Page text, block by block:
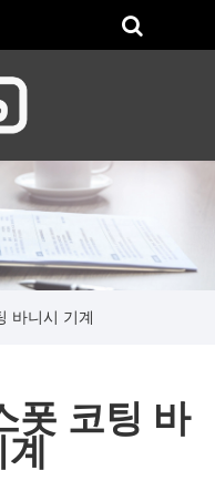
바니시 기계
폿 코팅 바